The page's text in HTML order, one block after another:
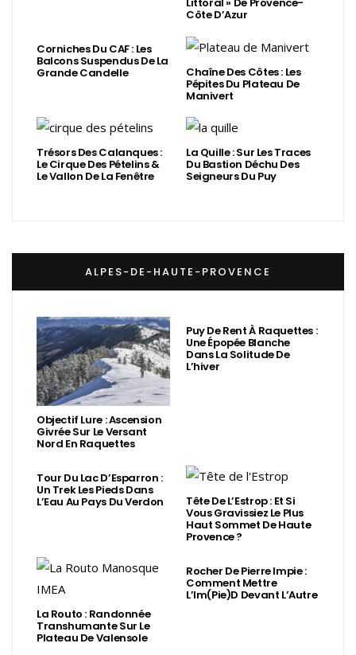
Littoral » De Provence-
Côte D’Azur
Corniches Du CAF : Les
Balcons Suspendus De La
Grande Candelle Chaîne Des Côtes : Les
Pépites Du Plateau De
Manivert
Trésors Des Calanques :
Le Cirque Des Pételins &
Le Vallon De La Fenêtre
La Quille : Sur Les Traces
Du Bastion Déchu Des
Seigneurs Du Puy
ALPES-DE-HAUTE-PROVENCE
Objectif Lure : Ascension
Givrée Sur Le Versant
Nord En Raquettes
Puy De Rent À Raquettes :
Une Épopée Blanche
Dans La Solitude De
L’hiver
Tour Du Lac D’Esparron :
Un Trek Les Pieds Dans
L’Eau Au Pays Du Verdon Tête De L’Estrop : Et Si
Vous Gravissiez Le Plus
Haut Sommet De Haute
Provence ?
La Routo : Randonnée
Transhumante Sur Le
Plateau De Valensole
Rocher De Pierre Impie :
Comment Mettre
L’Im(Pie)d Devant L’Autre